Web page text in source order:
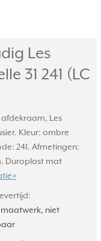
Les
31 241 (LC
afdekraam, Les
Kleur: ombre
241. Afmetingen:
Duroplast mat
»
maatwerk, niet